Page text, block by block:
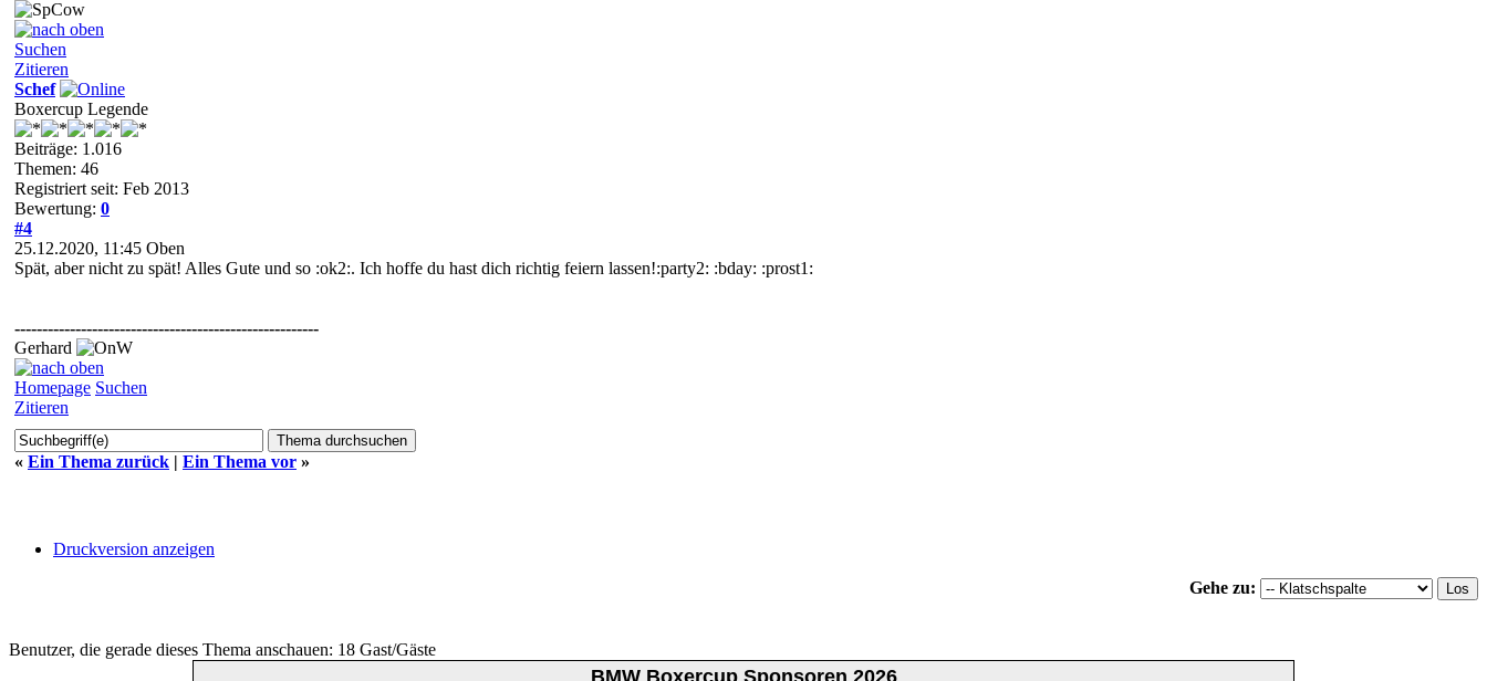
Suchen
Zitieren
Schef
Boxercup Legende
Beiträge: 1.016
Themen: 46
Registriert seit: Feb 2013
Bewertung: 0
#4
25.12.2020, 11:45 Oben
Spät, aber nicht zu spät! Alles Gute und so :ok2:. Ich hoffe du hast dich richtig feiern lassen!:party2: :bday: :prost1:
-------------------------------------------------------
Gerhard
Homepage Suchen
Zitieren
« Ein Thema zurück | Ein Thema vor »
Druckversion anzeigen
Gehe zu:
Benutzer, die gerade dieses Thema anschauen: 18 Gast/Gäste
BMW Boxercup Sponsoren 2026